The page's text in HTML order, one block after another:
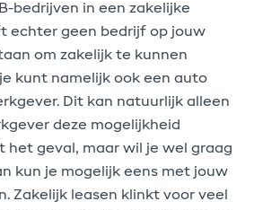
bedrijven in een zakelijke
echter geen bedrijf op jouw
om zakelijk te kunnen
kunt namelijk ook een auto
Dit kan natuurlijk alleen
deze mogelijkheid
het geval, maar wil je wel graag
kun je mogelijk eens met jouw
Zakelijk leasen klinkt voor veel